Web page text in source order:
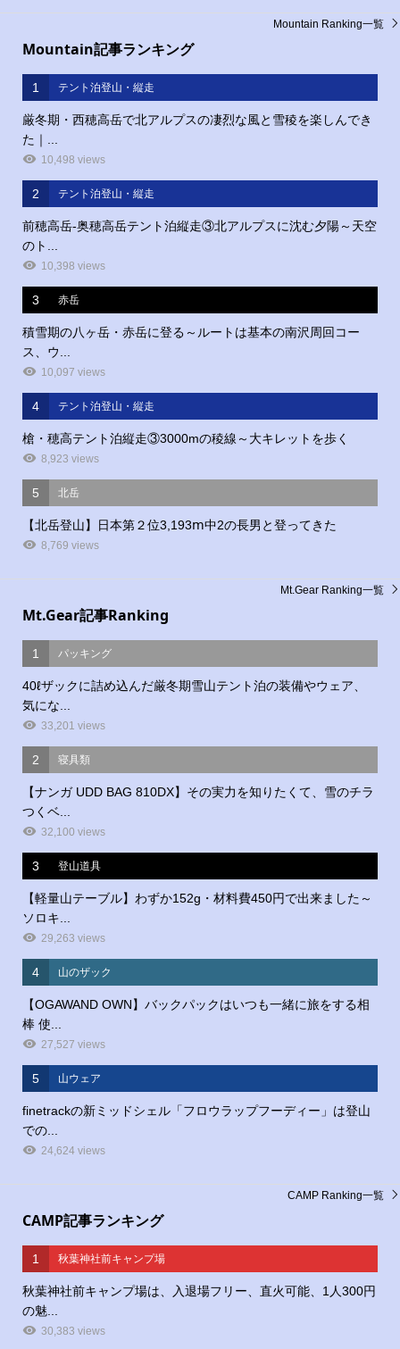
Mountain記事ランキング
1 テント泊登山・縦走
厳冬期・西穂高岳で北アルプスの凄烈な風と雪稜を楽しんでき
た｜...
10,498 views
2 テント泊登山・縦走
前穂高岳‐奥穂高岳テント泊縦走③北アルプスに沈む夕陽～天空
のト...
10,398 views
3 赤岳
積雪期の八ヶ岳・赤岳に登る～ルートは基本の南沢周回コー
ス、ウ...
10,097 views
4 テント泊登山・縦走
槍・穂高テント泊縦走③3000mの稜線～大キレットを歩く
8,923 views
5 北岳
【北岳登山】日本第２位3,193ⅿ中2の長男と登ってきた
8,769 views
Mountain Ranking一覧
Mt.Gear記事Ranking
1 パッキング
40ℓザックに詰め込んだ厳冬期雪山テント泊の装備やウェア、
気にな...
33,201 views
2 寝具類
【ナンガ UDD BAG 810DX】その実力を知りたくて、雪のチラ
つくベ...
32,100 views
3 登山道具
【軽量山テーブル】わずか152g・材料費450円で出来ました～
ソロキ...
29,263 views
4 山のザック
【OGAWAND OWN】バックパックはいつも一緒に旅をする相
棒 使...
27,527 views
5 山ウェア
finetrackの新ミッドシェル「フロウラップフーディー」は登山
での...
24,624 views
Mt.Gear Ranking一覧
CAMP記事ランキング
1 秋葉神社前キャンプ場
秋葉神社前キャンプ場は、入退場フリー、直火可能、1人300円
の魅...
30,383 views
CAMP Ranking一覧